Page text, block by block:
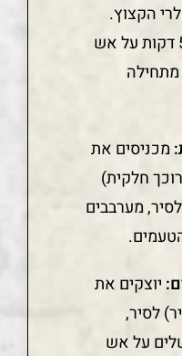
הקצוץ.
מערבבים ומבשלים 5-7 דקות על אש
מתחילה
מכניסים את
חלקית)
מערבבים
יוצקים את
לסיר,
על אש